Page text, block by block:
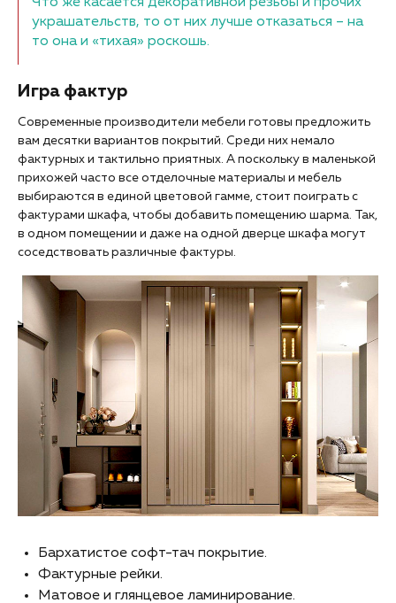
украшательств, то от них лучше отказаться – на
то она и «тихая» роскошь.
Игра фактур
Современные производители мебели готовы предложить
вам десятки вариантов покрытий. Среди них немало
фактурных и тактильно приятных. А поскольку в маленькой
прихожей часто все отделочные материалы и мебель
выбираются в единой цветовой гамме, стоит поиграть с
фактурами шкафа, чтобы добавить помещению шарма. Так,
в одном помещении и даже на одной дверце шкафа могут
соседствовать различные фактуры.
Бархатистое софт-тач покрытие.
Фактурные рейки.
Матовое и глянцевое ламинирование.